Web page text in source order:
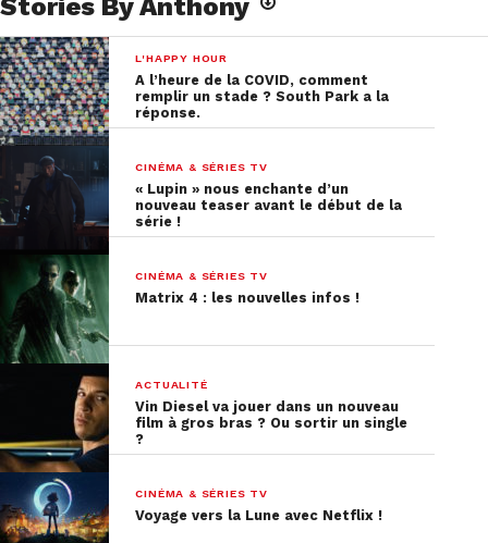
Stories By Anthony
L'HAPPY HOUR
A l’heure de la COVID, comment
remplir un stade ? South Park a la
réponse.
CINÉMA & SÉRIES TV
« Lupin » nous enchante d’un
nouveau teaser avant le début de la
série !
CINÉMA & SÉRIES TV
Matrix 4 : les nouvelles infos !
ACTUALITÉ
Vin Diesel va jouer dans un nouveau
film à gros bras ? Ou sortir un single
?
CINÉMA & SÉRIES TV
Voyage vers la Lune avec Netflix !